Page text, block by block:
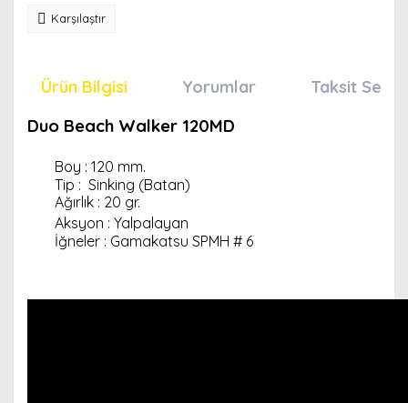
Karşılaştır
Ürün Bilgisi Yorumlar Taksit
Duo Beach Walker 120MD
Boy : 120 mm.
Tip : Sinking (Batan)
Ağırlık : 20 gr.
Aksyon : Yalpalayan
İğneler : Gamakatsu SPMH # 6